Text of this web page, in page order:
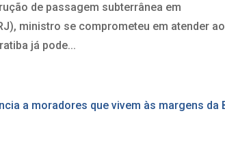
de passagem subterrânea em
ministro se comprometeu em atender ao
já pode...